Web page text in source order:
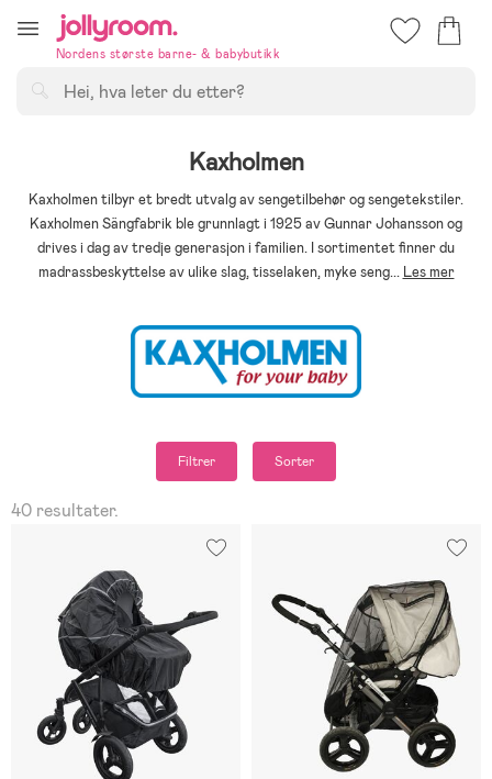
till
innehålletNordens største barne- & babybutikk
Kaxholmen
Kaxholmen tilbyr et bredt utvalg av sengetilbehør og sengetekstiler.
Kaxholmen Sängfabrik ble grunnlagt i 1925 av Gunnar Johansson og
drives i dag av tredje generasjon i familien. I sortimentet finner du
madrassbeskyttelse av ulike slag, tisselaken, myke seng... Les mer
Filtrer Sorter
40 resultater.